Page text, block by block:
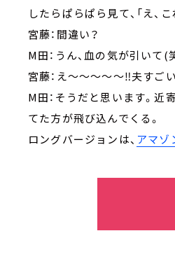
したらぱらぱら見て、「え、
宮藤：間違い？
M田：うん、血の気が引いて(
宮藤：え～～～～～‼夫すご
M田：そうだと思います。
てた方が飛び込んでくる。
ロングバージョンは、 アマゾ